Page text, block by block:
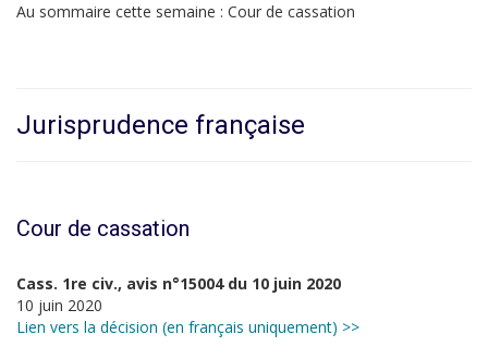
Au sommaire cette semaine : Cour de cassation
Jurisprudence française
Cour de cassation
Cass. 1re civ., avis n°15004 du 10 juin 2020
10 juin 2020
Lien vers la décision (en français uniquement) >>